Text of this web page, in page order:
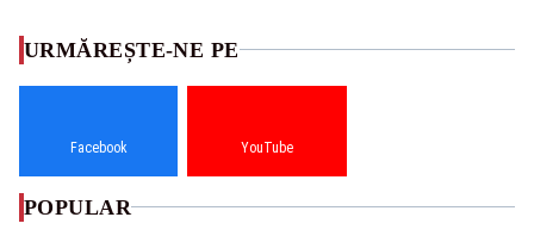
URMĂREȘTE-NE PE
Facebook YouTube
POPULAR